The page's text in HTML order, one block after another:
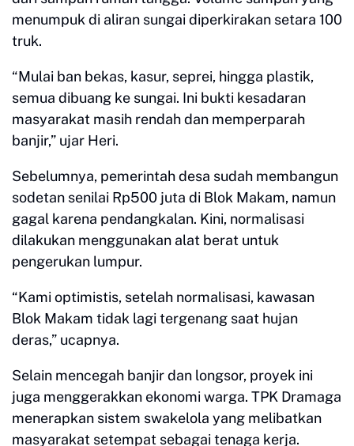
menumpuk di aliran sungai diperkirakan setara 100
truk.
“Mulai ban bekas, kasur, seprei, hingga plastik,
semua dibuang ke sungai. Ini bukti kesadaran
masyarakat masih rendah dan memperparah
banjir,” ujar Heri.
Sebelumnya, pemerintah desa sudah membangun
sodetan senilai Rp500 juta di Blok Makam, namun
gagal karena pendangkalan. Kini, normalisasi
dilakukan menggunakan alat berat untuk
pengerukan lumpur.
“Kami optimistis, setelah normalisasi, kawasan
Blok Makam tidak lagi tergenang saat hujan
deras,” ucapnya.
Selain mencegah banjir dan longsor, proyek ini
juga menggerakkan ekonomi warga. TPK Dramaga
menerapkan sistem swakelola yang melibatkan
masyarakat setempat sebagai tenaga kerja.